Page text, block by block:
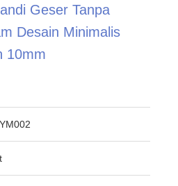
Geser Tanpa
Desain Minimalis
10mm